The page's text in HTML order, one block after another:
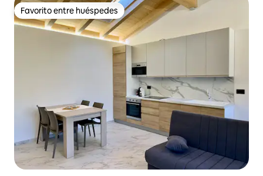
Favorito entre huéspedes
Favorito entre huéspedes